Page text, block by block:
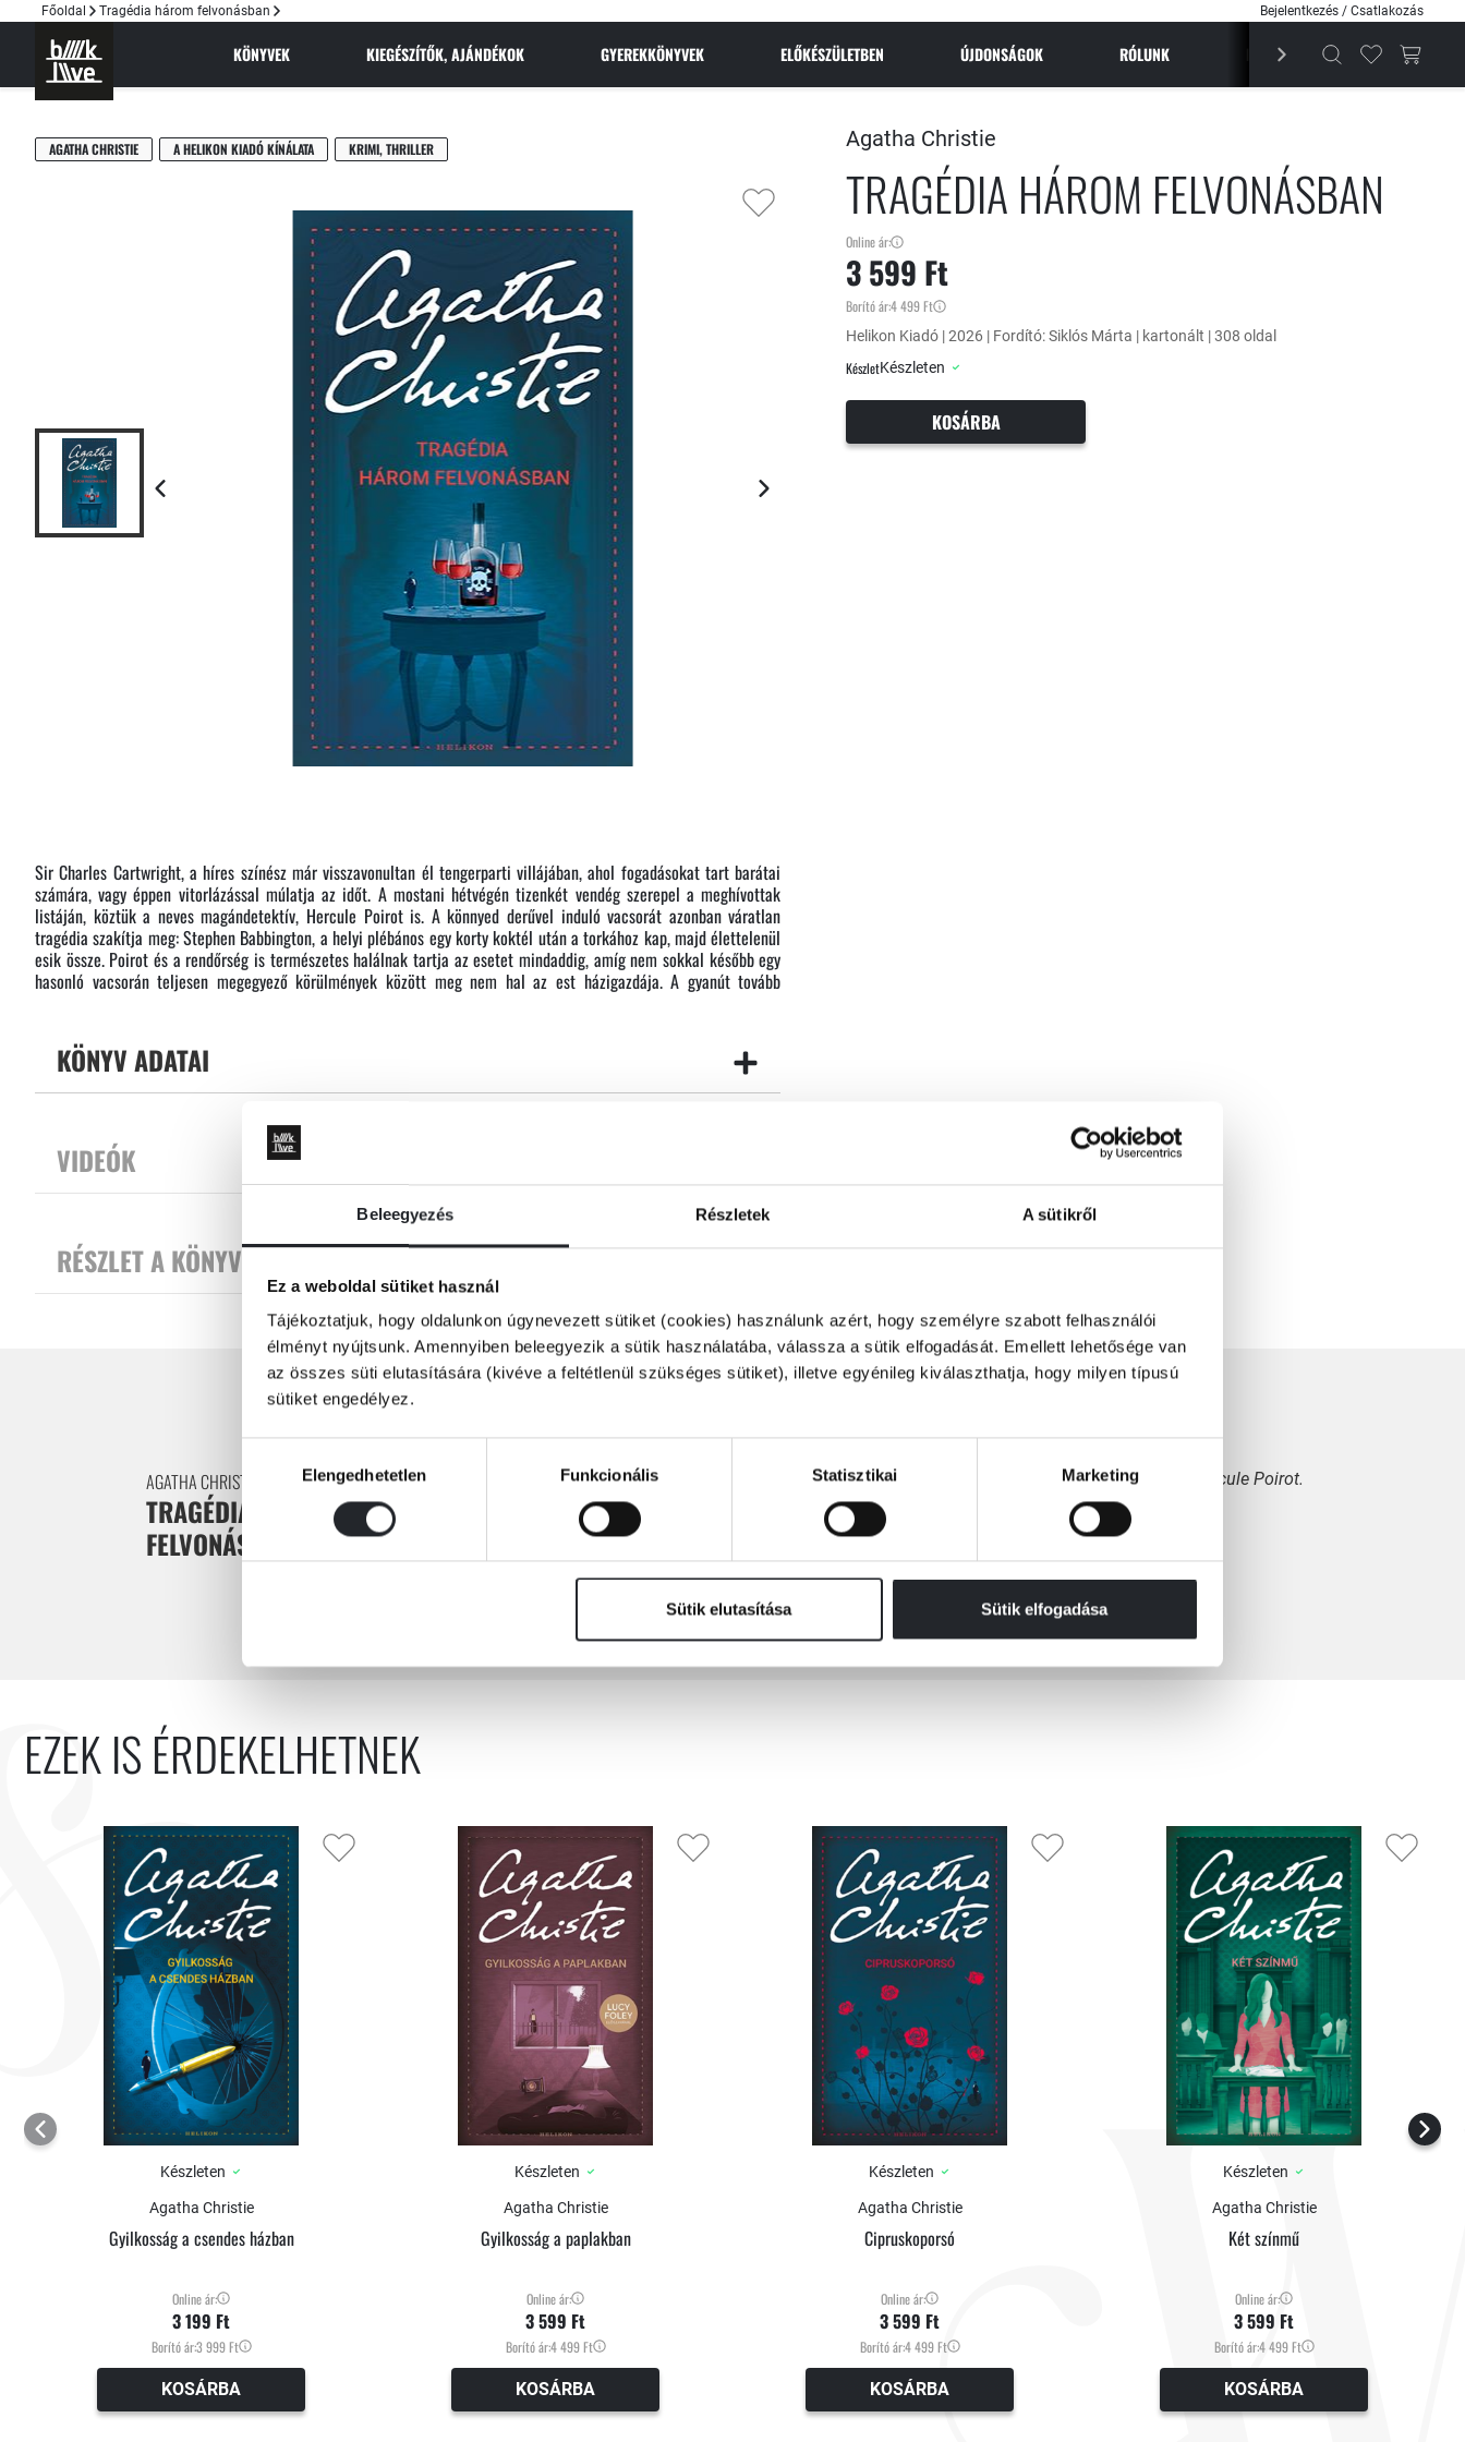
Beleegyezés Részletek A sütikről
Ez a weboldal sütiket használ
Tájékoztatjuk, hogy oldalunkon úgynevezett sütiket (cookies) használunk azért, hogy személyre szabott felhasználói
élményt nyújtsunk. Amennyiben beleegyezik a sütik használatába, válassza a sütik elfogadását. Emellett lehetősége van
az összes süti elutasítására (kivéve a feltétlenül szükséges sütiket), illetve egyénileg kiválaszthatja, hogy milyen típusú
sütiket engedélyez.
kiválasztásaElengedhetetlen Funkcionális Statisztikai Marketing
Sütik elutasítása Sütik elfogadása
Főoldal Tragédia három felvonásban Bejelentkezés / Csatlakozás
KÖNYVEK KIEGÉSZÍTŐK, AJÁNDÉKOK GYEREKKÖNYVEK ELŐKÉSZÜLETBEN ÚJDONSÁGOK RÓLUNK BESTSELLEREK MAGAZIN
AGATHA CHRISTIE A HELIKON KIADÓ KÍNÁLATA KRIMI, THRILLER
Sir Charles Cartwright, a híres színész már visszavonultan él tengerparti villájában, ahol fogadásokat tart barátai
számára, vagy éppen vitorlázással múlatja az időt. A mostani hétvégén tizenkét vendég szerepel a meghívottak
listáján, köztük a neves magándetektív, Hercule Poirot is. A könnyed derűvel induló vacsorát azonban váratlan
tragédia szakítja meg: Stephen Babbington, a helyi plébános egy korty koktél után a torkához kap, majd élettelenül
esik össze. Poirot és a rendőrség is természetes halálnak tartja az esetet mindaddig, amíg nem sokkal később egy
hasonló vacsorán teljesen megegyező körülmények között meg nem hal az est házigazdája. A gyanút tovább
KÖNYV ADATAI
VIDEÓK
RÉSZLET A KÖNYVBŐL
Agatha Christie
TRAGÉDIA HÁROM FELVONÁSBAN
Online ár:
3 599 Ft
Borító ár:4 499 Ft
Helikon Kiadó | 2026 | Fordító: Siklós Márta | kartonált | 308 oldal
KészletKészleten
KOSÁRBA
AGATHA CHRISTIE
TRAGÉDIA HÁROM
FELVONÁSBAN
„– Fura kis mókus – felelte Sir Charles. – De elég híres ember. Talán már hallott is róla. Hercule Poirot.
EZEK IS ÉRDEKELHETNEK
Készleten
Agatha Christie
Gyilkosság a csendes házban
Online ár:
3 199 Ft
Borító ár:3 999 Ft
KOSÁRBA
Készleten
Agatha Christie
Gyilkosság a paplakban
Online ár:
3 599 Ft
Borító ár:4 499 Ft
KOSÁRBA
Készleten
Agatha Christie
Cipruskoporsó
Online ár:
3 599 Ft
Borító ár:4 499 Ft
KOSÁRBA
Készleten
Agatha Christie
Két színmű
Online ár:
3 599 Ft
Borító ár:4 499 Ft
KOSÁRBA